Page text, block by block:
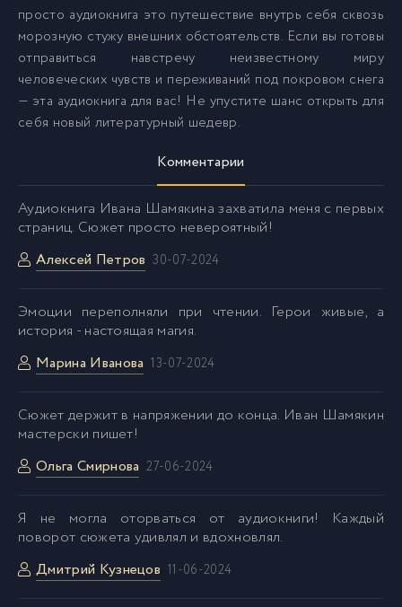
33 33_Snezhnye_zimy
35 35_Snezhnye_zimy
36 36_Snezhnye_zimy
37_Snezhnye_zimy
38 38_Snezhnye_zimy
39 39_Snezhnye_zimy
41 41_Snezhnye_zimy
просто аудиокнига это путешествие внутрь себя сквозь
морозную стужу внешних обстоятельств. Если вы готовы
отправиться навстречу неизвестному миру
человеческих чувств и переживаний под покровом снега
— эта аудиокнига для вас! Не упустите шанс открыть для
себя новый литературный шедевр.
Комментарии
Аудиокнига Ивана Шамякина захватила меня с первых
страниц. Сюжет просто невероятный!
Алексей Петров 30-07-2024
Эмоции переполняли при чтении. Герои живые, а
история - настоящая магия.
Марина Иванова 13-07-2024
Сюжет держит в напряжении до конца. Иван Шамякин
мастерски пишет!
Ольга Смирнова 27-06-2024
Я не могла оторваться от аудиокниги! Каждый
поворот сюжета удивлял и вдохновлял.
Дмитрий Кузнецов 11-06-2024